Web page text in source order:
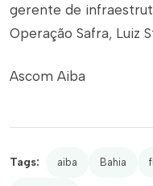
gerente de
Operação Safra, Luiz
Ascom Aiba
Tags: aiba Bahia